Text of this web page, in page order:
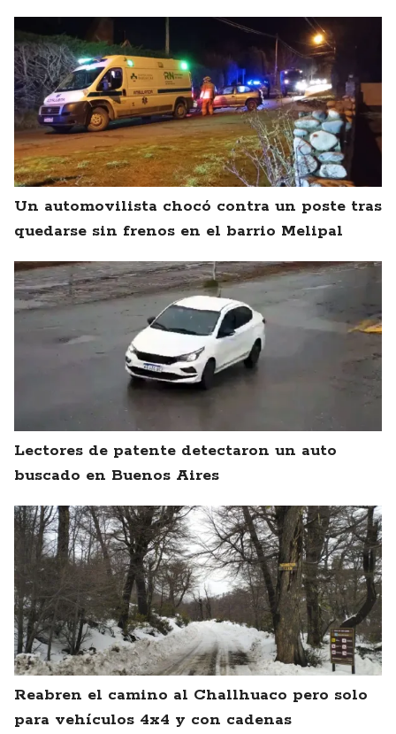
Un automovilista chocó contra un poste tras
quedarse sin frenos en el barrio Melipal
Lectores de patente detectaron un auto
buscado en Buenos Aires
Reabren el camino al Challhuaco pero solo
para vehículos 4x4 y con cadenas